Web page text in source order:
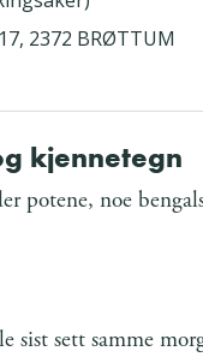
2372 BRØTTUM
kjennetegn
potene, noe
sett samme